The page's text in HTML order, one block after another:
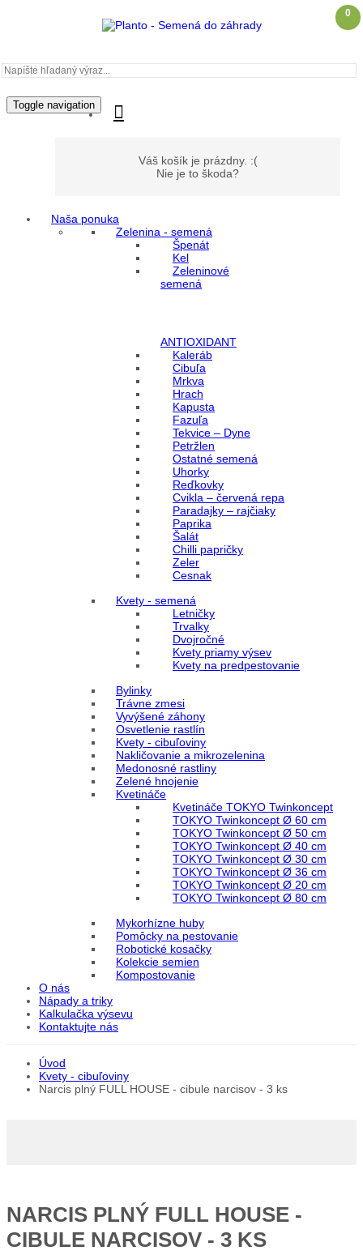
Toggle navigation
0
Váš košík je prázdny. :(
Nie je to škoda?
Naša ponuka
Zelenina - semená
Špenát
Kel
Zeleninové
semená
ANTIOXIDANT
Kaleráb
Cibuľa
Mrkva
Hrach
Kapusta
Fazuľa
Tekvice – Dyne
Petržlen
Ostatné semená
Uhorky
Reďkovky
Cvikla – červená repa
Paradajky – rajčiaky
Paprika
Šalát
Chilli papričky
Zeler
Cesnak
Kvety - semená
Letničky
Trvalky
Dvojročné
Kvety priamy výsev
Kvety na predpestovanie
Bylinky
Trávne zmesi
Vyvýšené záhony
Osvetlenie rastlín
Kvety - cibuľoviny
Nakličovanie a mikrozelenina
Medonosné rastliny
Zelené hnojenie
Kvetináče
Kvetináče TOKYO Twinkoncept
TOKYO Twinkoncept Ø 60 cm
TOKYO Twinkoncept Ø 50 cm
TOKYO Twinkoncept Ø 40 cm
TOKYO Twinkoncept Ø 30 cm
TOKYO Twinkoncept Ø 36 cm
TOKYO Twinkoncept Ø 20 cm
TOKYO Twinkoncept Ø 80 cm
Mykorhízne huby
Pomôcky na pestovanie
Robotické kosačky
Kolekcie semien
Kompostovanie
O nás
Nápady a triky
Kalkulačka výsevu
Kontaktujte nás
Úvod
Kvety - cibuľoviny
Narcis plný FULL HOUSE - cibule narcisov - 3 ks
NARCIS PLNÝ FULL HOUSE -
CIBULE NARCISOV - 3 KS